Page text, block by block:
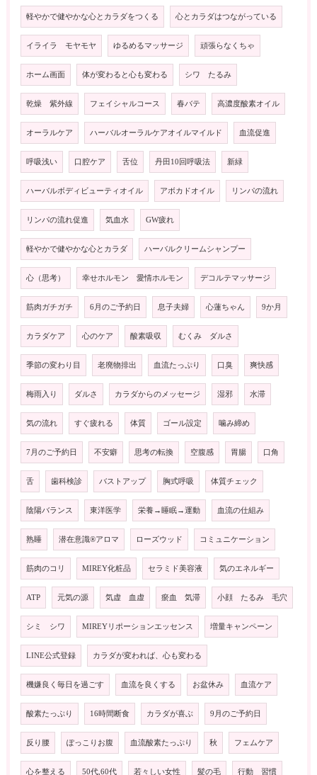
軽やかで健やかな心とカラダをつくる 心とカラダはつながっている
イライラ モヤモヤ ゆるめるマッサージ 頑張らなくちゃ
ホーム画面 体が変わると心も変わる シワ たるみ
乾燥 紫外線 フェイシャルコース 春バテ 高濃度酸素オイル
オーラルケア ハーバルオーラルケアオイルマイルド 血流促進
呼吸浅い 口腔ケア 舌位 丹田10回呼吸法 新緑
ハーバルボディビューティオイル アボカドオイル リンパの流れ
リンパの流れ促進 気血水 GW疲れ
軽やかで健やかな心とカラダ ハーバルクリームシャンプー
心（思考） 幸せホルモン 愛情ホルモン デコルテマッサージ
筋肉ガチガチ 6月のご予約日 息子夫婦 心蓮ちゃん 9か月
カラダケア 心のケア 酸素吸収 むくみ ダルさ
季節の変わり目 老廃物排出 血流たっぷり 口臭 爽快感
梅雨入り ダルさ カラダからのメッセージ 湿邪 水滞
気の流れ すぐ疲れる 体質 ゴール設定 噛み締め
7月のご予約日 不安癖 思考の転換 空腹感 胃腸 口角
舌 歯科検診 バストアップ 胸式呼吸 体質チェック
陰陽バランス 東洋医学 栄養→睡眠→運動 血流の仕組み
熟睡 潜在意識®️アロマ ローズウッド コミュニケーション
筋肉のコリ MIREY化粧品 セラミド美容液 気のエネルギー
ATP 元気の源 気虚 血虚 瘀血 気滞 小顔 たるみ 毛穴
シミ シワ MIREYリポーションエッセンス 増量キャンペーン
LINE公式登録 カラダが変われば、心も変わる
機嫌良く毎日を過ごす 血流を良くする お盆休み 血流ケア
酸素たっぷり 16時間断食 カラダが喜ぶ 9月のご予約日
反り腰 ぽっこりお腹 血流酸素たっぷり 秋 フェムケア
心を整える 50代,60代 若々しい女性 髪の毛 行動 習慣